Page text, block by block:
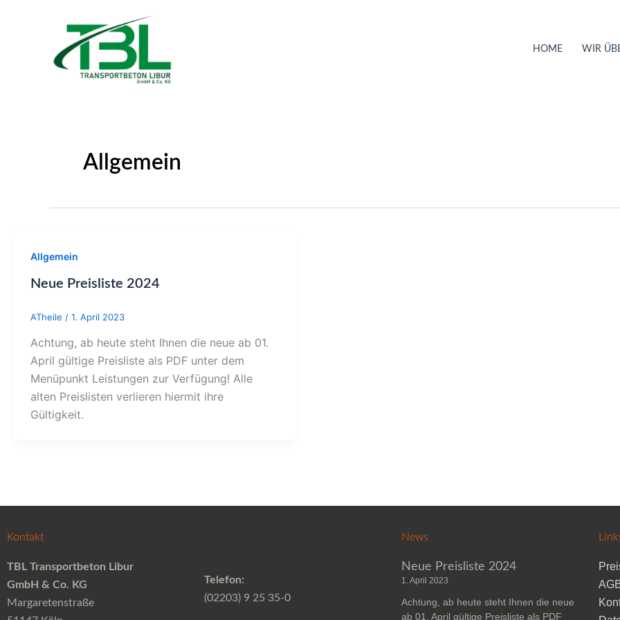
HOME WIR
Allgemein
Allgemein
Neue Preisliste 2024
ATheile / 1. April 2023
Achtung, ab heute steht Ihnen die neue ab 01.
April gültige Preisliste als PDF unter dem
Menüpunkt Leistungen zur Verfügung! Alle
alten Preislisten verlieren hiermit ihre
Gültigkeit.
Kontakt
TBL Transportbeton Libur
GmbH & Co. KG
Margaretenstraße
Telefon:
(02203) 9 25 35-0
News
Neue Preisliste 2024
1. April 2023
Achtung, ab heute steht Ihnen die neue
ab 01. April gültige Preisliste als PDF